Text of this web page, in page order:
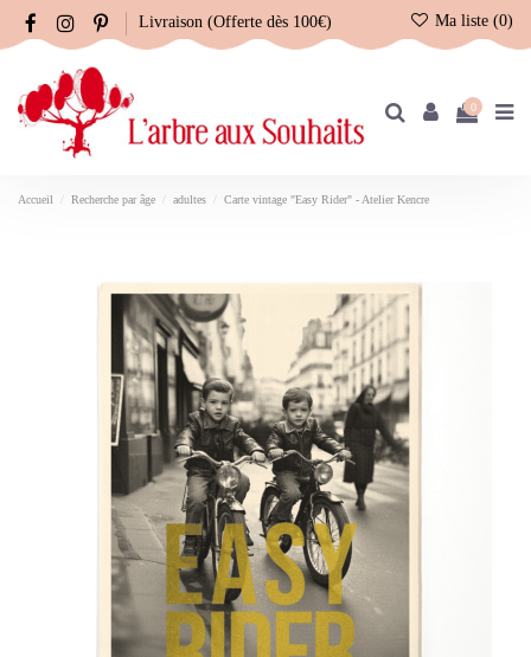
Livraison (Offerte dès 100€) Ma liste (0)
0
Accueil Recherche par âge adultes Carte vintage "Easy Rider" - Atelier Kencre